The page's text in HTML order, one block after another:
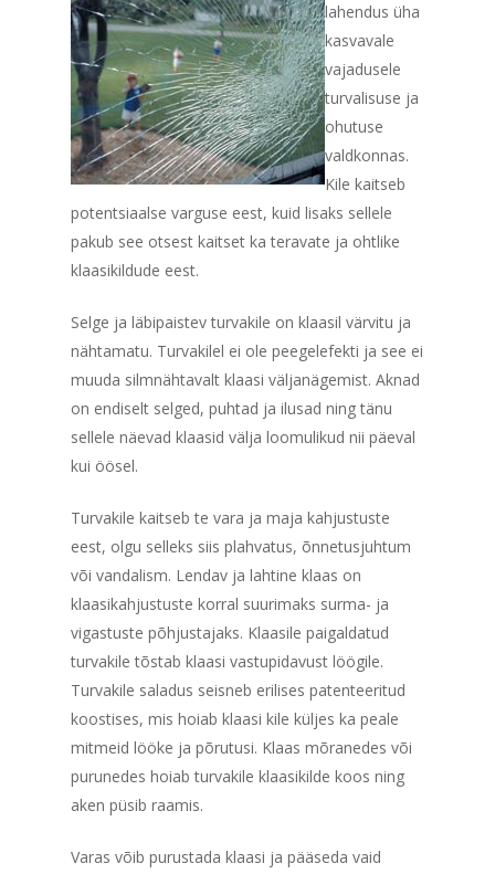
lahendus üha
kasvavale
vajadusele
turvalisuse ja
ohutuse
valdkonnas.
Kile kaitseb
potentsiaalse varguse eest, kuid lisaks sellele
pakub see otsest kaitset ka teravate ja ohtlike
klaasikildude eest.
Selge ja läbipaistev turvakile on klaasil värvitu ja
nähtamatu. Turvakilel ei ole peegelefekti ja see ei
muuda silmnähtavalt klaasi väljanägemist. Aknad
on endiselt selged, puhtad ja ilusad ning tänu
sellele näevad klaasid välja loomulikud nii päeval
kui öösel.
Turvakile kaitseb te vara ja maja kahjustuste
eest, olgu selleks siis plahvatus, õnnetusjuhtum
või vandalism. Lendav ja lahtine klaas on
klaasikahjustuste korral suurimaks surma- ja
vigastuste põhjustajaks. Klaasile paigaldatud
turvakile tõstab klaasi vastupidavust löögile.
Turvakile saladus seisneb erilises patenteeritud
koostises, mis hoiab klaasi kile küljes ka peale
mitmeid lööke ja põrutusi. Klaas mõranedes või
purunedes hoiab turvakile klaasikilde koos ning
aken püsib raamis.
Varas võib purustada klaasi ja pääseda vaid